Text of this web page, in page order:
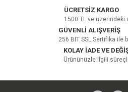
ÜCRETSİZ KARGO
1500 TL ve üzerindeki
GÜVENLİ ALIŞVERİŞ
256 BIT SSL Sertifika ile
KOLAY İADE VE
Ürününüzle ilgili